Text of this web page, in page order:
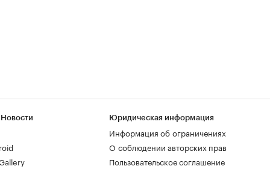
Юридическая информация
Информация об ограничениях
О соблюдении авторских прав
Пользовательское соглашение